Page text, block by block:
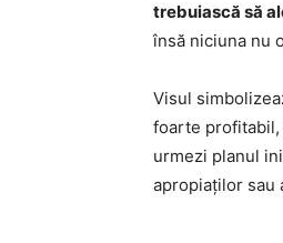
trebuiască să
însă niciuna nu
Visul
foarte profitabil,
urmezi planul
apropiaților sau